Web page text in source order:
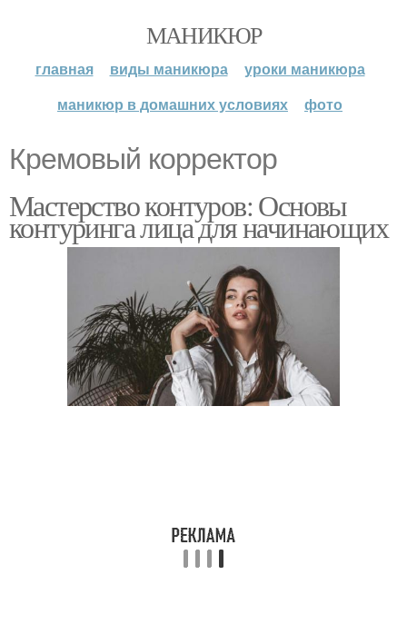
МАНИКЮР
главная виды маникюра
уроки маникюра
маникюр в домашних условиях
фото
Кремовый корректор
Мастерство контуров: Основы
контуринга лица для начинающих